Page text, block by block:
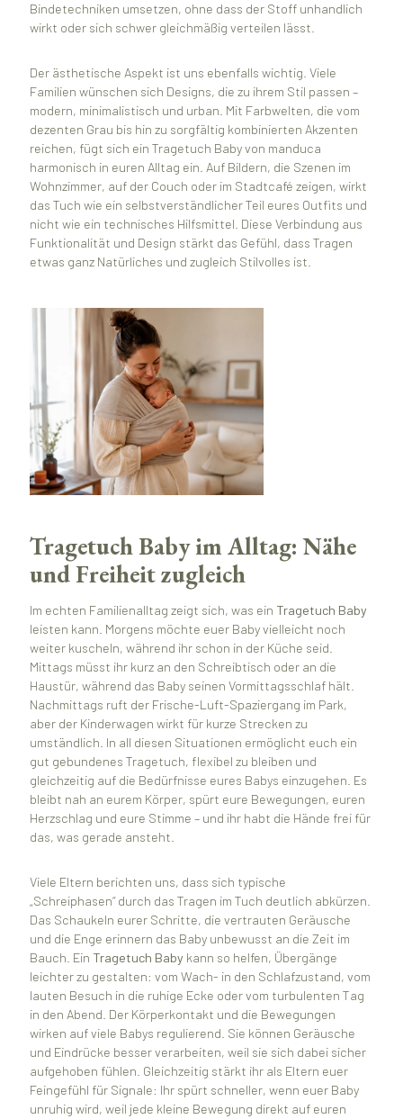
Bindetechniken umsetzen, ohne dass der Stoff unhandlich
wirkt oder sich schwer gleichmäßig verteilen lässt.
Der ästhetische Aspekt ist uns ebenfalls wichtig. Viele
Familien wünschen sich Designs, die zu ihrem Stil passen –
modern, minimalistisch und urban. Mit Farbwelten, die vom
dezenten Grau bis hin zu sorgfältig kombinierten Akzenten
reichen, fügt sich ein Tragetuch Baby von manduca
harmonisch in euren Alltag ein. Auf Bildern, die Szenen im
Wohnzimmer, auf der Couch oder im Stadtcafé zeigen, wirkt
das Tuch wie ein selbstverständlicher Teil eures Outfits und
nicht wie ein technisches Hilfsmittel. Diese Verbindung aus
Funktionalität und Design stärkt das Gefühl, dass Tragen
etwas ganz Natürliches und zugleich Stilvolles ist.
Tragetuch Baby im Alltag: Nähe
und Freiheit zugleich
Im echten Familienalltag zeigt sich, was ein Tragetuch Baby
leisten kann. Morgens möchte euer Baby vielleicht noch
weiter kuscheln, während ihr schon in der Küche seid.
Mittags müsst ihr kurz an den Schreibtisch oder an die
Haustür, während das Baby seinen Vormittagsschlaf hält.
Nachmittags ruft der Frische-Luft-Spaziergang im Park,
aber der Kinderwagen wirkt für kurze Strecken zu
umständlich. In all diesen Situationen ermöglicht euch ein
gut gebundenes Tragetuch, flexibel zu bleiben und
gleichzeitig auf die Bedürfnisse eures Babys einzugehen. Es
bleibt nah an eurem Körper, spürt eure Bewegungen, euren
Herzschlag und eure Stimme – und ihr habt die Hände frei für
das, was gerade ansteht.
Viele Eltern berichten uns, dass sich typische
„Schreiphasen“ durch das Tragen im Tuch deutlich abkürzen.
Das Schaukeln eurer Schritte, die vertrauten Geräusche
und die Enge erinnern das Baby unbewusst an die Zeit im
Bauch. Ein Tragetuch Baby kann so helfen, Übergänge
leichter zu gestalten: vom Wach- in den Schlafzustand, vom
lauten Besuch in die ruhige Ecke oder vom turbulenten Tag
in den Abend. Der Körperkontakt und die Bewegungen
wirken auf viele Babys regulierend. Sie können Geräusche
und Eindrücke besser verarbeiten, weil sie sich dabei sicher
aufgehoben fühlen. Gleichzeitig stärkt ihr als Eltern euer
Feingefühl für Signale: Ihr spürt schneller, wenn euer Baby
unruhig wird, weil jede kleine Bewegung direkt auf euren